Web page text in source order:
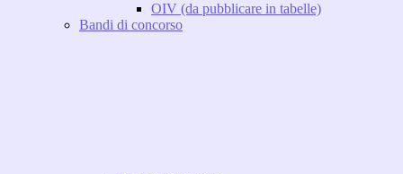
OIV (da pubblicare in tabelle)
Bandi di concorso